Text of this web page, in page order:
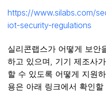
https://www.silabs.com/
iot-security-regulations
실리콘랩스가 어떻게 보안
하고 있으며, 기기 제조사
할 수 있도록 어떻게 지원
용은 아래 링크에서 확인할